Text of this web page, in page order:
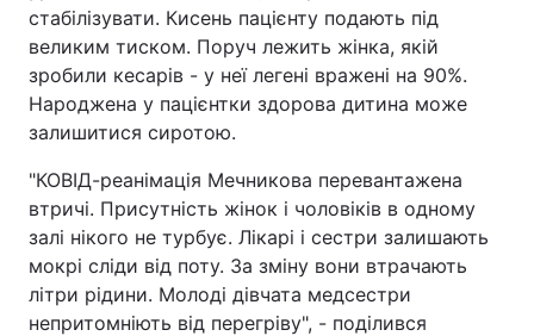
Тема оформлення
стабілізувати. Кисень пацієнту подають під
великим тиском. Поруч лежить жінка, якій
зробили кесарів - у неї легені вражені на 90%.
Народжена у пацієнтки здорова дитина може
залишитися сиротою.
"КОВІД-реанімація Мечникова перевантажена
втричі. Присутність жінок і чоловіків в одному
залі нікого не турбує. Лікарі і сестри залишають
мокрі сліди від поту. За зміну вони втрачають
літри рідини. Молоді дівчата медсестри
непритомніють від перегріву", - поділився